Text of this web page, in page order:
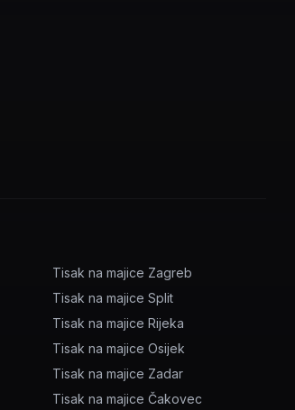
Tisak na majice Zagreb
Tisak na majice Split
Tisak na majice Rijeka
Tisak na majice Osijek
Tisak na majice Zadar
Tisak na majice Čakovec